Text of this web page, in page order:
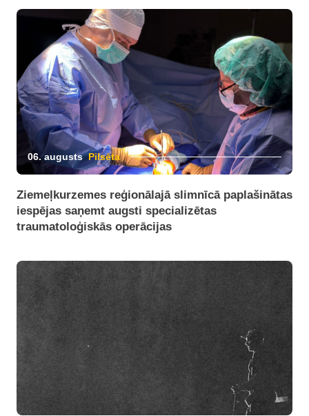
06. augusts Pilsēta
Ziemeļkurzemes reģionālajā slimnīcā paplašinātas
iespējas saņemt augsti specializētas
traumatoloģiskās operācijas